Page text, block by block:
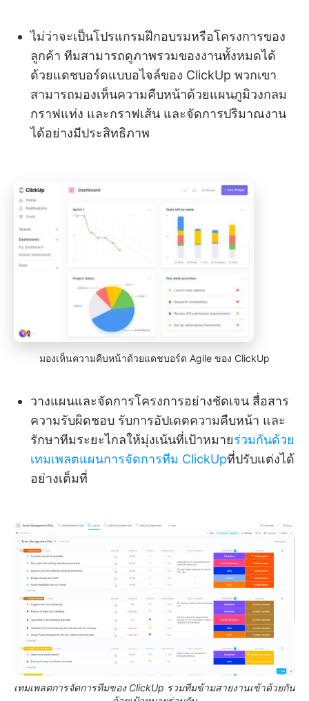
ไม่ว่าจะเป็นโปรแกรมฝึกอบรมหรือโครงการของ
ลูกค้า ทีมสามารถดูภาพรวมของงานทั้งหมดได้
ด้วยแดชบอร์ดแบบอไจล์ของ ClickUp พวกเขา
สามารถมองเห็นความคืบหน้าด้วยแผนภูมิวงกลม
กราฟแท่ง และกราฟเส้น และจัดการปริมาณงาน
ได้อย่างมีประสิทธิภาพ
มองเห็นความคืบหน้าด้วยแดชบอร์ด Agile ของ ClickUp
วางแผนและจัดการโครงการอย่างชัดเจน สื่อสาร
ความรับผิดชอบ รับการอัปเดตความคืบหน้า และ
รักษาทีมระยะไกลให้มุ่งเน้นที่เป้าหมายร่วมกันด้วย
เทมเพลตแผนการจัดการทีม ClickUpที่ปรับแต่งได้
อย่างเต็มที่
เทมเพลตการจัดการทีมของ ClickUp รวมทีมข้ามสายงานเข้าด้วยกัน